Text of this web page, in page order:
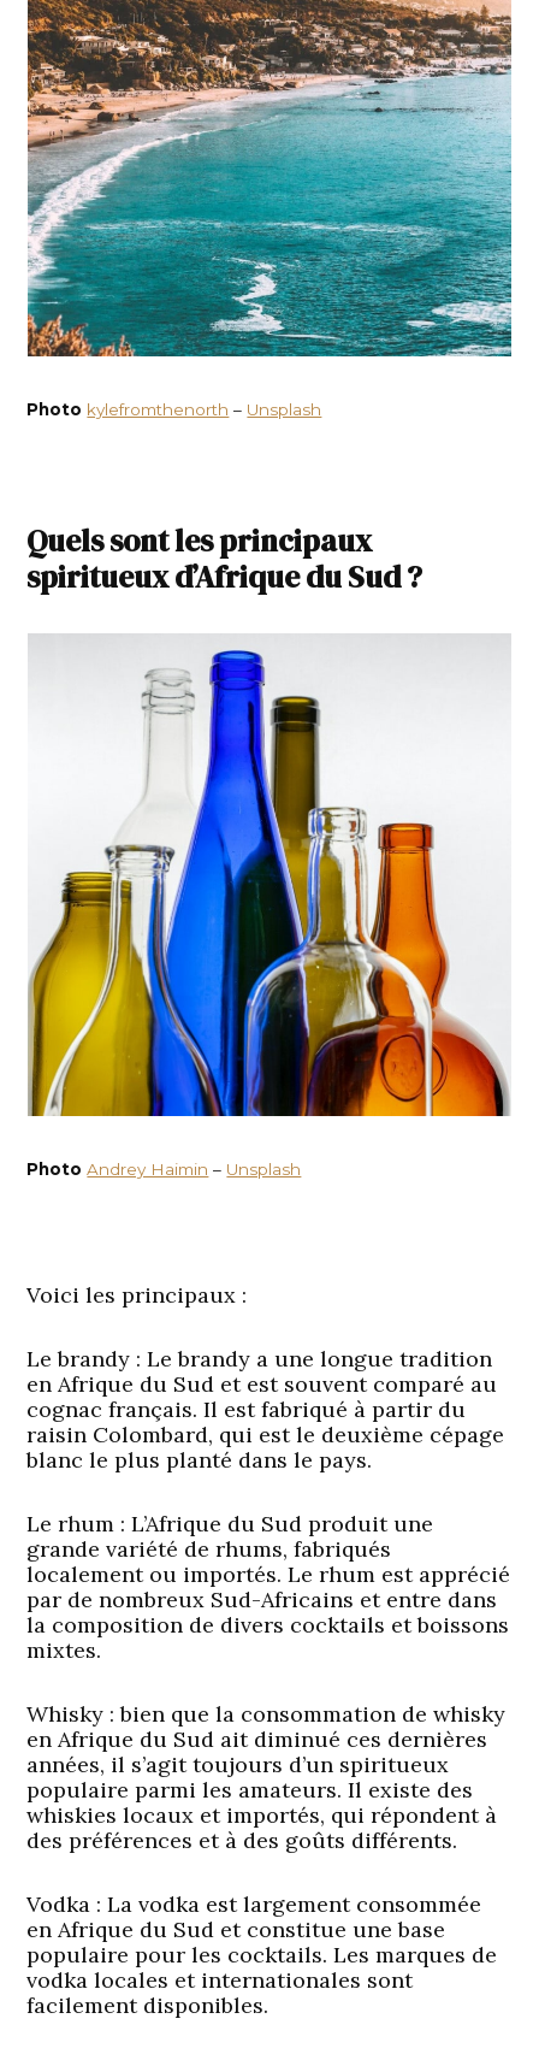
Photo kylefromthenorth – Unsplash
Quels sont les principaux
spiritueux d’Afrique du Sud ?
Photo Andrey Haimin – Unsplash
Voici les principaux :
Le brandy : Le brandy a une longue tradition
en Afrique du Sud et est souvent comparé au
cognac français. Il est fabriqué à partir du
raisin Colombard, qui est le deuxième cépage
blanc le plus planté dans le pays.
Le rhum : L’Afrique du Sud produit une
grande variété de rhums, fabriqués
localement ou importés. Le rhum est apprécié
par de nombreux Sud-Africains et entre dans
la composition de divers cocktails et boissons
mixtes.
Whisky : bien que la consommation de whisky
en Afrique du Sud ait diminué ces dernières
années, il s’agit toujours d’un spiritueux
populaire parmi les amateurs. Il existe des
whiskies locaux et importés, qui répondent à
des préférences et à des goûts différents.
Vodka : La vodka est largement consommée
en Afrique du Sud et constitue une base
populaire pour les cocktails. Les marques de
vodka locales et internationales sont
facilement disponibles.